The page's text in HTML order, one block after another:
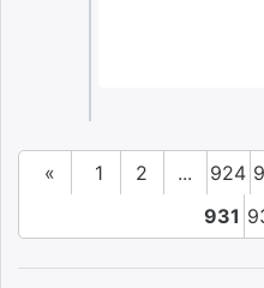
« 1 2 ... 924
931